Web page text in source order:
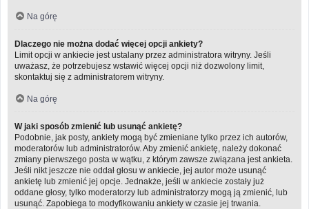
Na górę
Dlaczego nie można dodać więcej opcji ankiety?
Limit opcji w ankiecie jest ustalany przez administratora witryny. Jeśli
uważasz, że potrzebujesz wstawić więcej opcji niż dozwolony limit,
skontaktuj się z administratorem witryny.
Na górę
W jaki sposób zmienić lub usunąć ankietę?
Podobnie, jak posty, ankiety mogą być zmieniane tylko przez ich autorów,
moderatorów lub administratorów. Aby zmienić ankietę, należy dokonać
zmiany pierwszego posta w wątku, z którym zawsze związana jest ankieta.
Jeśli nikt jeszcze nie oddał głosu w ankiecie, jej autor może usunąć
ankietę lub zmienić jej opcje. Jednakże, jeśli w ankiecie zostały już
oddane głosy, tylko moderatorzy lub administratorzy mogą ją zmienić, lub
usunąć. Zapobiega to modyfikowaniu ankiety w czasie jej trwania.